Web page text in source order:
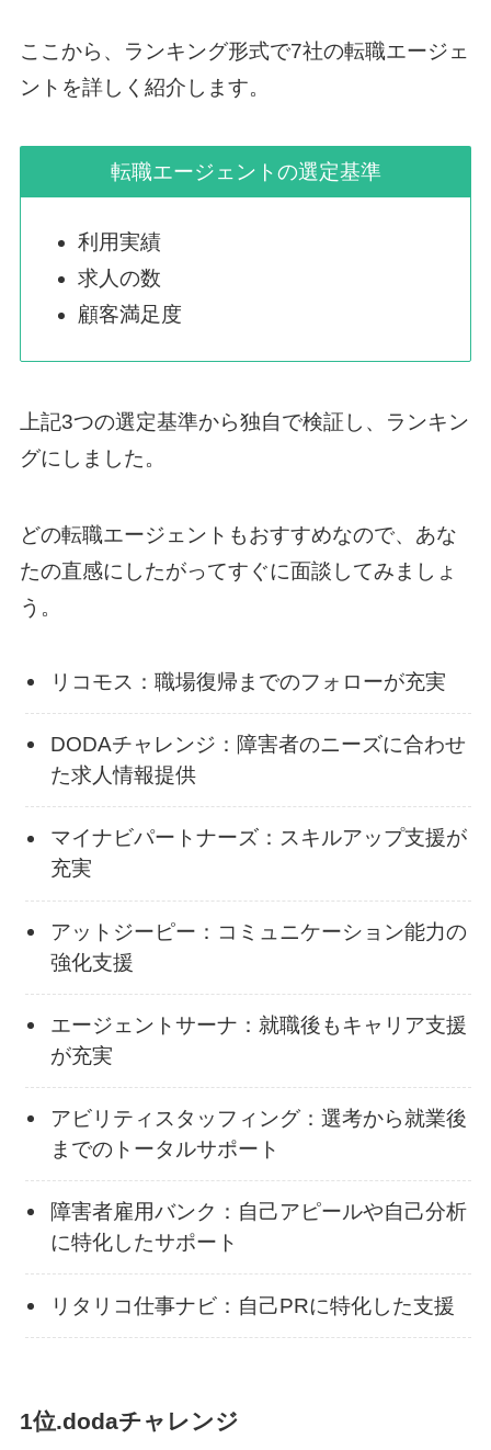
ここから、ランキング形式で7社の転職エージェ
ントを詳しく紹介します。
転職エージェントの選定基準
利用実績
求人の数
顧客満足度
上記3つの選定基準から独自で検証し、ランキン
グにしました。
どの転職エージェントもおすすめなので、あな
たの直感にしたがってすぐに面談してみましょ
う。
リコモス：職場復帰までのフォローが充実
DODAチャレンジ：障害者のニーズに合わせ
た求人情報提供
マイナビパートナーズ：スキルアップ支援が
充実
アットジーピー：コミュニケーション能力の
強化支援
エージェントサーナ：就職後もキャリア支援
が充実
アビリティスタッフィング：選考から就業後
までのトータルサポート
障害者雇用バンク：自己アピールや自己分析
に特化したサポート
リタリコ仕事ナビ：自己PRに特化した支援
1位.dodaチャレンジ